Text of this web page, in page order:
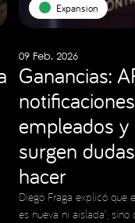
Expansion
09 Feb. 2026
Ganancias:
empleados
surgen
hacer
Diego Fraga explicó que
es nueva ni aislada”,